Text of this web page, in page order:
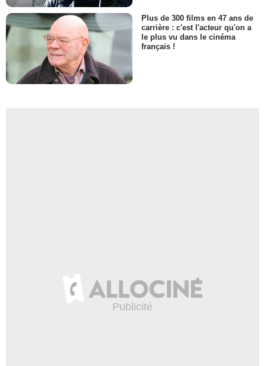
Plus de 300 films en 47 ans de
carrière : c'est l'acteur qu'on a
le plus vu dans le cinéma
français !